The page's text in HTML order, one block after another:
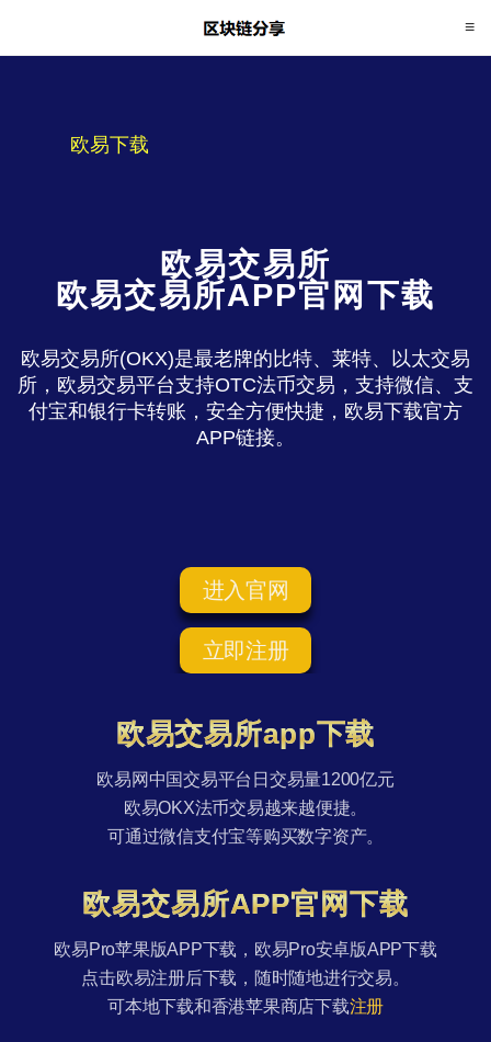
欧易下载
欧易交易所
欧易交易所APP官网下载
欧易交易所(OKX)是最老牌的比特、莱特、以太交易
所，欧易交易平台支持OTC法币交易，支持微信、支
付宝和银行卡转账，安全方便快捷，欧易下载官方
APP链接。
进入官网
立即注册
欧易交易所app下载
欧易网中国交易平台日交易量1200亿元
欧易OKX法币交易越来越便捷。
可通过微信支付宝等购买数字资产。
欧易交易所APP官网下载
欧易Pro苹果版APP下载，欧易Pro安卓版APP下载
点击欧易注册后下载，随时随地进行交易。
可本地下载和香港苹果商店下载注册